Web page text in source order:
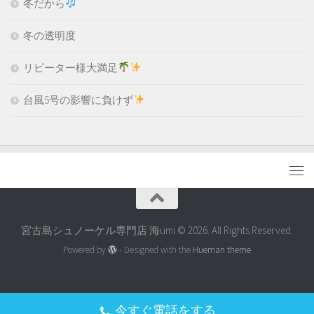
冬だから
冬の透明度
リピーター様大満足
台風5号の影響に負けず
宮古島シュノーケル専門店 海umi © 2026. All Rights Reserved.
Powered by - Designed with the Hueman theme
今すぐ電話をする